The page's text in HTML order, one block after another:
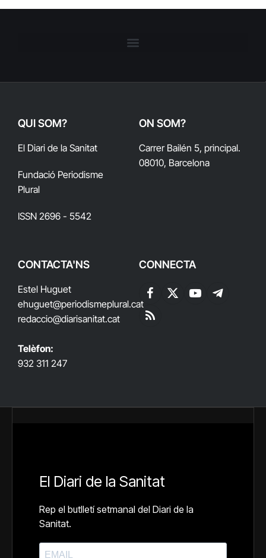
QUI SOM?
El Diari de la Sanitat
Fundació Periodisme
Plural
ISSN 2696 - 5542
ON SOM?
Carrer Bailén 5, principal.
08010, Barcelona
CONTACTA'NS
Estel Huguet
ehuguet@periodismeplural.cat
redaccio@diarisanitat.cat
Telèfon:
932 311 247
CONNECTA
Facebook
X
YouTubeTelegram
RSS